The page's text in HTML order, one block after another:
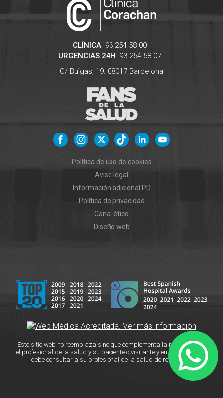
CLÍNICA 93 254 58 00
URGENCIAS 24H 93 254 58 07
C/ Buïgas, 19. 08017 Barcelona
Política de uso de cookies
Aviso legal
Información adicional PD
Política de privacidad
Canal ético
Diseño web
Este sitio web no reemplaza sino que complementa la relación entre
el profesional de la salud y su paciente o visitante y en caso de duda
debe consultar a su profesional de la salud de referencia.